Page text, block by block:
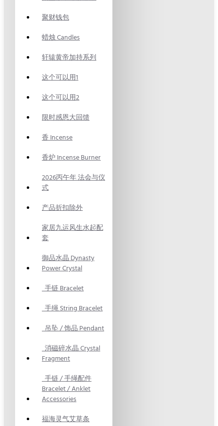
聚财钱包
蜡烛 Candles
轩辕黄帝加持系列
这个可以用1
这个可以用2
限时感恩大回馈
香 Incense
香炉 Incense Burner
2026丙午年 法会与仪
式
产品折扣除外
家居九运风生水起配
套
御品水晶 Dynasty
Power Crystal
手链 Bracelet
手绳 String Bracelet
吊坠 / 饰品 Pendant
消磁碎水晶 Crystal
Fragment
手链 / 手绳配件
Bracelet / Anklet
Accessories
福海灵气艾草条